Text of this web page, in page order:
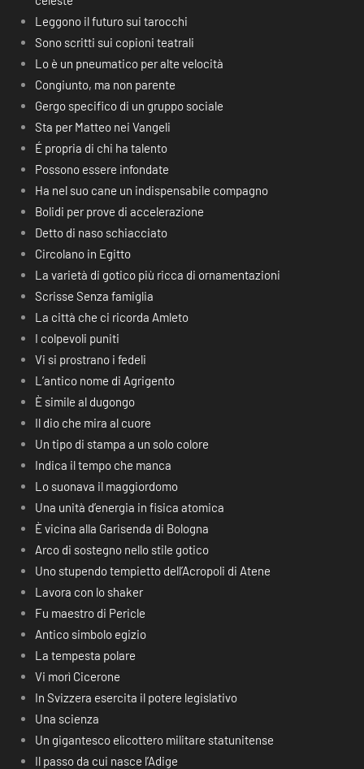
Leggono il futuro sui tarocchi
Sono scritti sui copioni teatrali
Lo è un pneumatico per alte velocità
Congiunto, ma non parente
Gergo specifico di un gruppo sociale
Sta per Matteo nei Vangeli
É propria di chi ha talento
Possono essere infondate
Ha nel suo cane un indispensabile compagno
Bolidi per prove di accelerazione
Detto di naso schiacciato
Circolano in Egitto
La varietà di gotico più ricca di ornamentazioni
Scrisse Senza famiglia
La città che ci ricorda Amleto
I colpevoli puniti
Vi si prostrano i fedeli
L’antico nome di Agrigento
È simile al dugongo
Il dio che mira al cuore
Un tipo di stampa a un solo colore
Indica il tempo che manca
Lo suonava il maggiordomo
Una unità d’energia in fisica atomica
È vicina alla Garisenda di Bologna
Arco di sostegno nello stile gotico
Uno stupendo tempietto dell’Acropoli di Atene
Lavora con lo shaker
Fu maestro di Pericle
Antico simbolo egizio
La tempesta polare
Vi morì Cicerone
In Svizzera esercita il potere legislativo
Una scienza
Un gigantesco elicottero militare statunitense
Il passo da cui nasce l’Adige